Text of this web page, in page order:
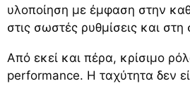
υλοποίηση με έμφαση στην
στις σωστές ρυθμίσεις και στη
Από εκεί και πέρα, κρίσιμο
performance. Η ταχύτητα δεν